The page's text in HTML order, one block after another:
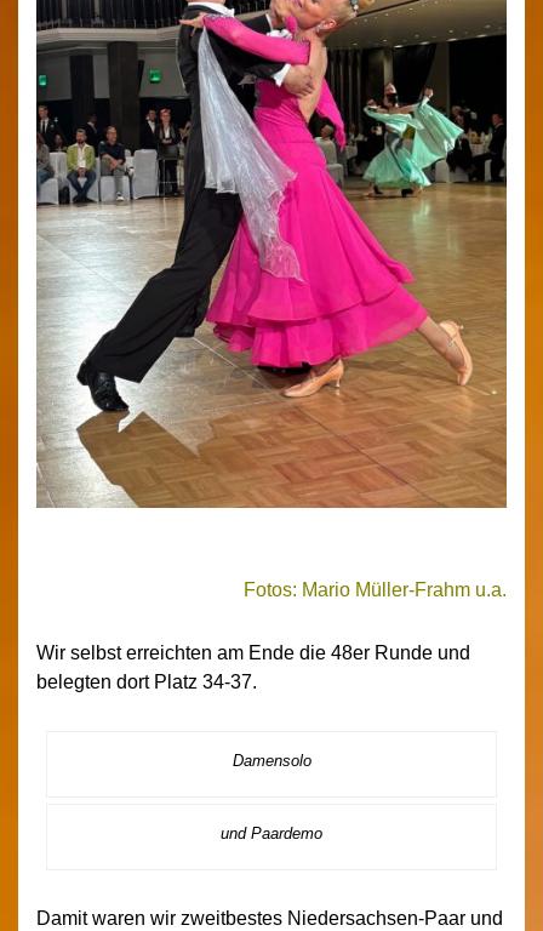
Fotos: Mario Müller-Frahm u.a.
Wir selbst erreichten am Ende die 48er Runde und
belegten dort Platz 34-37.
Damensolo
und Paardemo
Damit waren wir zweitbestes Niedersachsen-Paar und